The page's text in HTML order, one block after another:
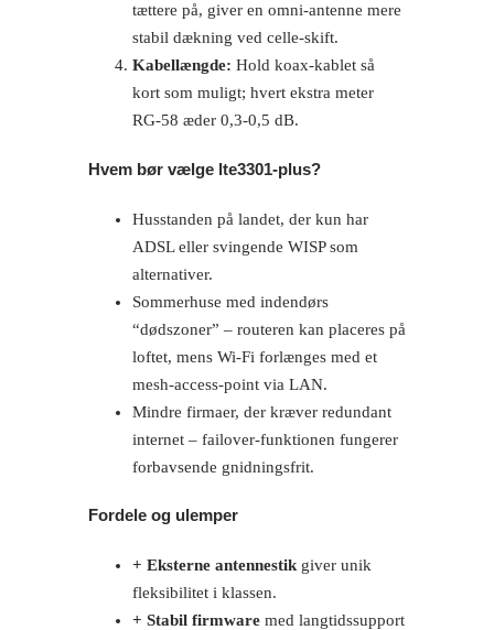
tættere på, giver en omni-antenne mere
stabil dækning ved celle-skift.
Kabellængde: Hold koax-kablet så
kort som muligt; hvert ekstra meter
RG-58 æder 0,3-0,5 dB.
Hvem bør vælge lte3301-plus?
Husstanden på landet, der kun har
ADSL eller svingende WISP som
alternativer.
Sommerhuse med indendørs
“dødszoner” – routeren kan placeres på
loftet, mens Wi-Fi forlænges med et
mesh-access-point via LAN.
Mindre firmaer, der kræver redundant
internet – failover-funktionen fungerer
forbavsende gnidningsfrit.
Fordele og ulemper
+ Eksterne antennestik giver unik
fleksibilitet i klassen.
+ Stabil firmware med langtidssupport